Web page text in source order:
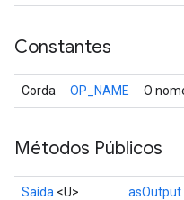
Constantes
Corda OP_NAME O
Métodos Públicos
Saída <U> asOutput